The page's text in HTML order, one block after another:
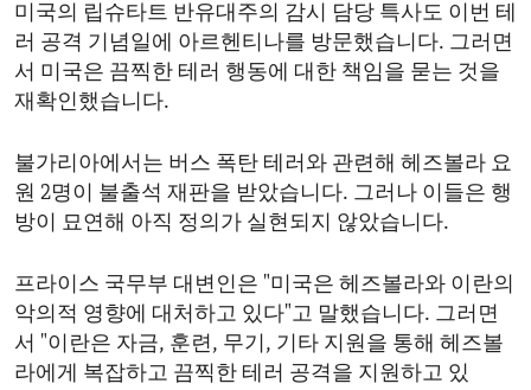
미국의 립슈타트 반유대주의 감시 담당 특사도 이번 테
러 공격 기념일에 아르헨티나를 방문했습니다. 그러면
서 미국은 끔찍한 테러 행동에 대한 책임을 묻는 것을
재확인했습니다.
불가리아에서는 버스 폭탄 테러와 관련해 헤즈볼라 요
원 2명이 불출석 재판을 받았습니다. 그러나 이들은 행
방이 묘연해 아직 정의가 실현되지 않았습니다.
프라이스 국무부 대변인은 "미국은 헤즈볼라와 이란의
악의적 영향에 대처하고 있다"고 말했습니다. 그러면
서 "이란은 자금, 훈련, 무기, 기타 지원을 통해 헤즈볼
라에게 복잡하고 끔찍한 테러 공격을 지원하고 있